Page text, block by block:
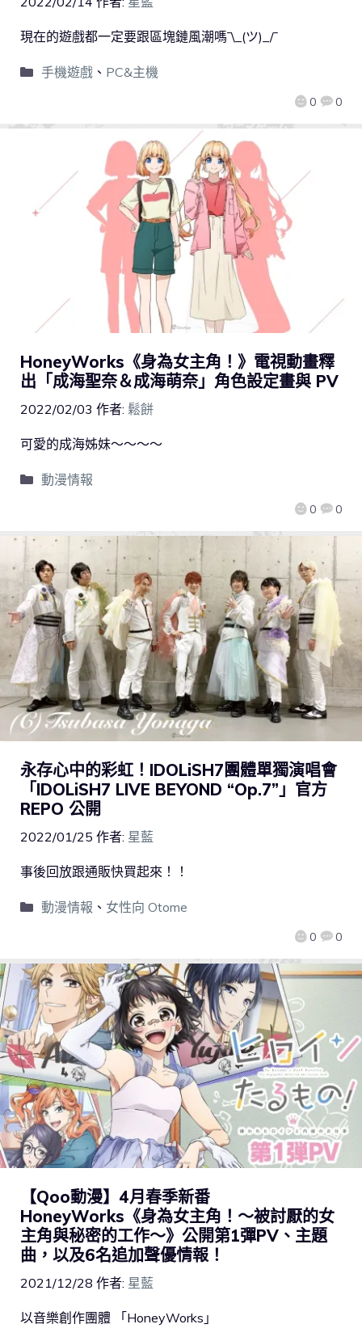
0 0
現在的遊戲都一定要跟區塊鏈風潮嗎¯\_(ツ)_/¯
手機遊戲、 PC&主機
HoneyWorks《身為女主角！》電視動畫釋
出「成海聖奈＆成海萌奈」角色設定畫與 PV
2022/02/03 作者: 鬆餅
0 0
可愛的成海姊妹～～～～
動漫情報
永存心中的彩虹！IDOLiSH7團體單獨演唱會
「IDOLiSH7 LIVE BEYOND “Op.7”」官方
REPO 公開
2022/01/25 作者: 星藍
0 0
事後回放跟通販快買起來！！
動漫情報 、 女性向 Otome
【Qoo動漫】4月春季新番
HoneyWorks《身為女主角！～被討厭的女
主角與秘密的工作～》公開第1彈PV、主題
曲，以及6名追加聲優情報！
2021/12/28 作者: 星藍
以音樂創作團體 「HoneyWorks」